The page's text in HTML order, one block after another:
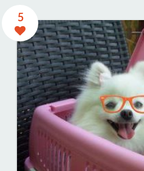
5